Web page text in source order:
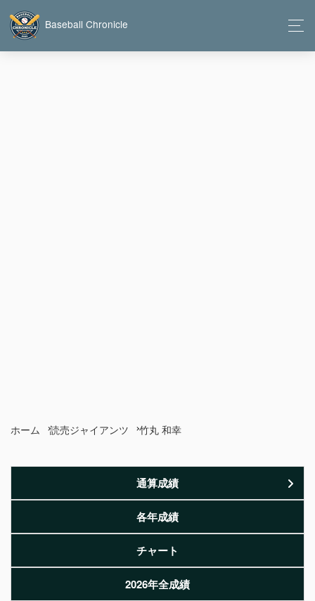
Baseball Chronicle
ホーム 読売ジャイアンツ 竹丸 和幸
通算成績
各年成績
チャート
2026年全成績